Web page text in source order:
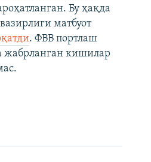
Бу ҳақда
матбуот
. ФВВ портлаш
жабрланган кишилар